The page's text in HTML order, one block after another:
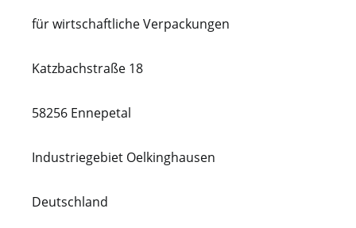
für wirtschaftliche Verpackungen
Katzbachstraße 18
58256 Ennepetal
Industriegebiet Oelkinghausen
Deutschland